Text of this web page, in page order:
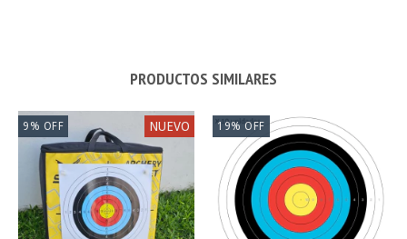
PRODUCTOS SIMILARES
9 % OFF NUEVO 19% OFF